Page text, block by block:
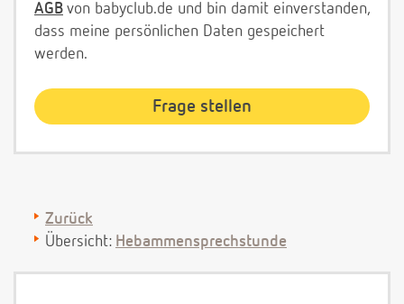
AGB von babyclub.de und bin damit einverstanden,
dass meine persönlichen Daten gespeichert
werden.
Zurück
Übersicht: Hebammensprechstunde